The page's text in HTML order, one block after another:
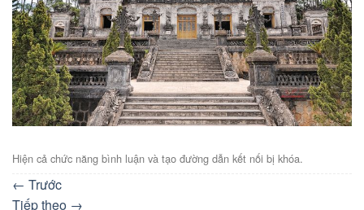
Hiện cả chức năng bình luận và tạo đường dẫn kết nối bị khóa.
← Trước
Tiếp theo →